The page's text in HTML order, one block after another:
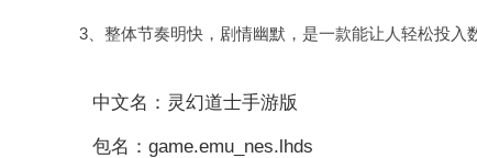
3、整体节奏明快，剧情幽默，是一款能让人轻松投入
中文名：灵幻道士手游版
包名：game.emu_nes.lhds